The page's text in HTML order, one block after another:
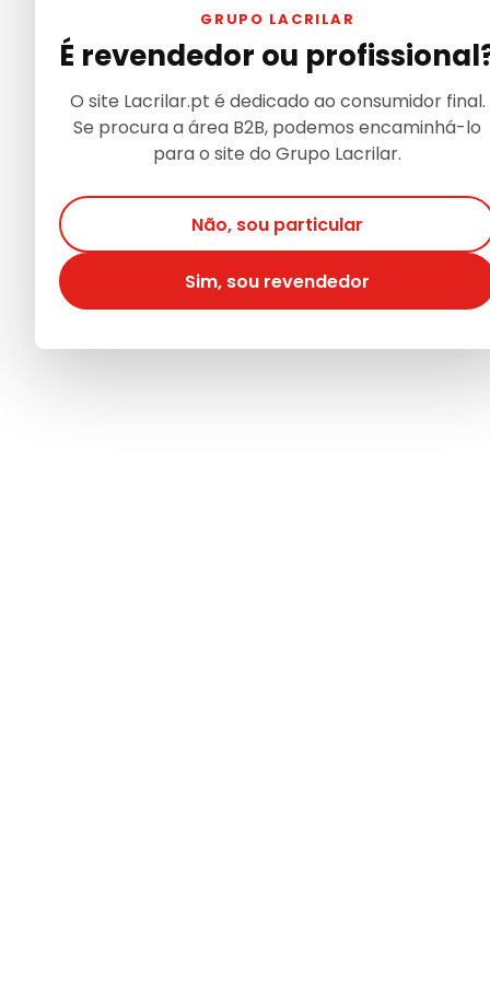
GRUPO LACRILAR
É revendedor ou
O site Lacrilar.pt é dedicado ao consumidor final.
Se procura a área B2B, podemos encaminhá-lo
para o site do Grupo Lacrilar.
Não, sou particular
Sim, sou revendedor